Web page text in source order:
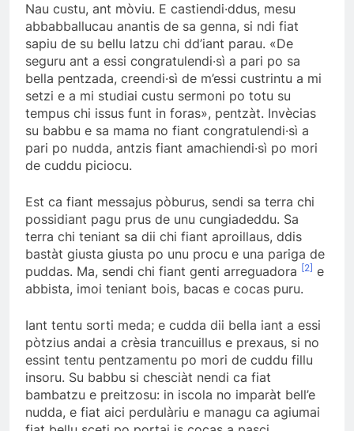
Nau custu, ant mòviu. E castiendi·ddus, mesu
abbabballucau anantis de sa genna, si ndi fiat
sapiu de su bellu latzu chi dd’iant parau. «De
seguru ant a essi congratulendi·sì a pari po sa
bella pentzada, creendi·sì de m’essi custrintu a mi
setzi e a mi studiai custu sermoni po totu su
tempus chi issus funt in foras», pentzàt. Invècias
su babbu e sa mama no fiant congratulendi·sì a
pari po nudda, antzis fiant amachiendi·sì po mori
de cuddu piciocu.
Est ca fiant messajus pòburus, sendi sa terra chi
possidiant pagu prus de unu cungiadeddu. Sa
terra chi teniant sa dii chi fiant aproillaus, ddis
bastàt giusta giusta po unu procu e una pariga de
puddas. Ma, sendi chi fiant genti arreguadora [2] e
abbista, imoi teniant bois, bacas e cocas puru.
Iant tentu sorti meda; e cudda dii bella iant a essi
pòtzius andai a crèsia trancuillus e prexaus, si no
essint tentu pentzamentu po mori de cuddu fillu
insoru. Su babbu si chesciàt nendi ca fiat
bambatzu e preitzosu: in iscola no imparàt bell’e
nudda, e fiat aici perdulàriu e managu ca agiumai